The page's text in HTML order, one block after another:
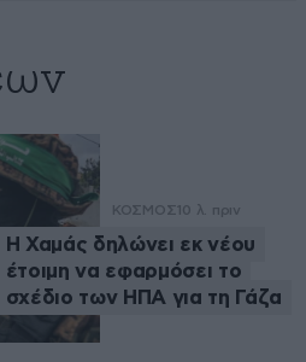
ΚΟΣΜΟΣ 10 λ. πριν
Η Χαμάς δηλώνει εκ νέου
έτοιμη να εφαρμόσει το
σχέδιο των ΗΠΑ για τη Γάζα